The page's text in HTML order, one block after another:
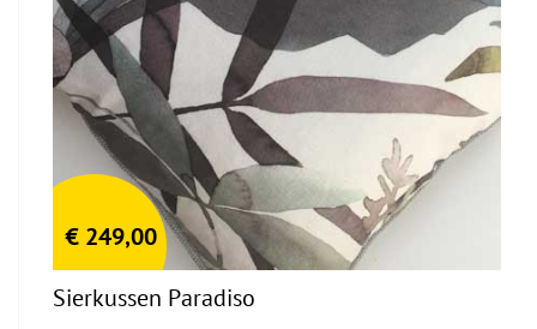
€ 249,00
Sierkussen Paradiso